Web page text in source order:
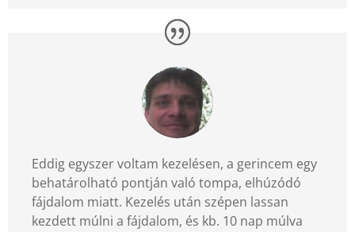
Eddig egyszer voltam kezelésen, a gerincem egy
behatárolható pontján való tompa, elhúzódó
fájdalom miatt. Kezelés után szépen lassan
kezdett múlni a fájdalom, és kb. 10 nap múlva